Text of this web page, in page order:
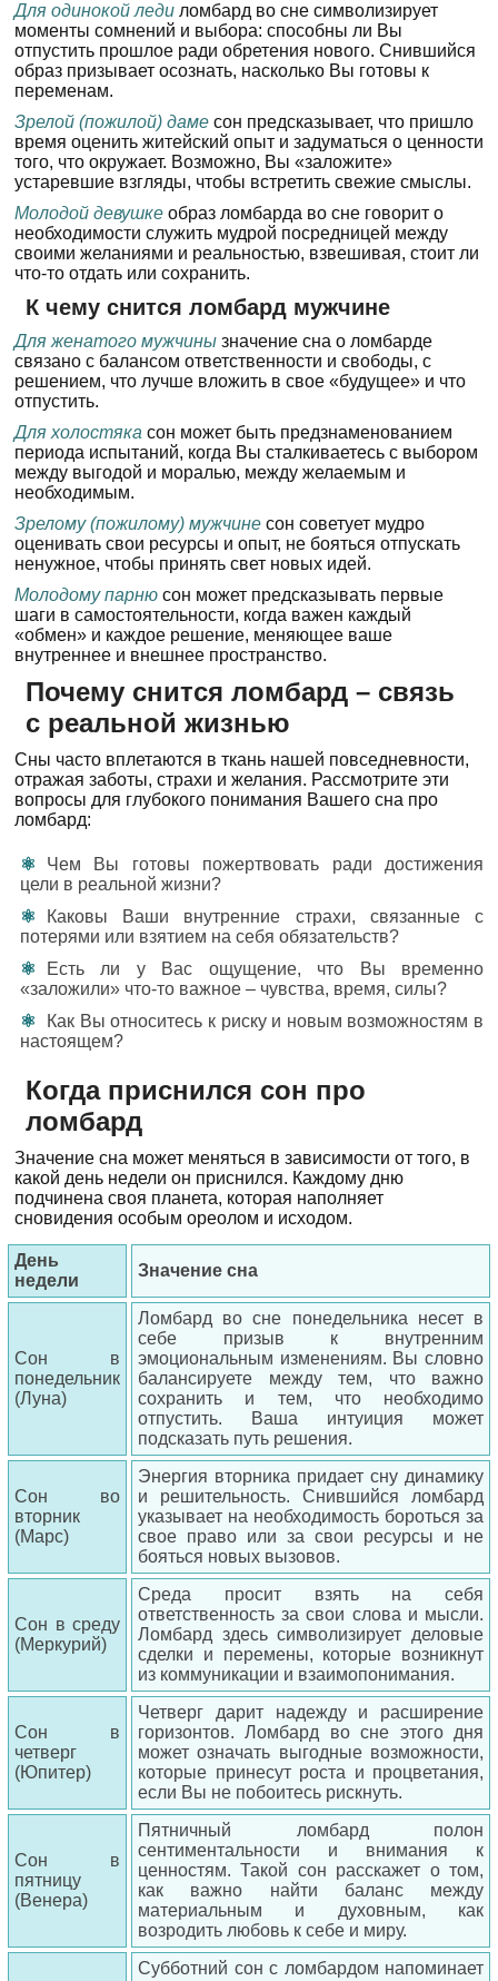
Для одинокой леди ломбард во сне символизирует
моменты сомнений и выбора: способны ли Вы
отпустить прошлое ради обретения нового. Снившийся
образ призывает осознать, насколько Вы готовы к
переменам.
Зрелой (пожилой) даме сон предсказывает, что пришло
время оценить житейский опыт и задуматься о ценности
того, что окружает. Возможно, Вы «заложите»
устаревшие взгляды, чтобы встретить свежие смыслы.
Молодой девушке образ ломбарда во сне говорит о
необходимости служить мудрой посредницей между
своими желаниями и реальностью, взвешивая, стоит ли
что-то отдать или сохранить.
К чему снится ломбард мужчине
Для женатого мужчины значение сна о ломбарде
связано с балансом ответственности и свободы, с
решением, что лучше вложить в свое «будущее» и что
отпустить.
Для холостяка сон может быть предзнаменованием
периода испытаний, когда Вы сталкиваетесь с выбором
между выгодой и моралью, между желаемым и
необходимым.
Зрелому (пожилому) мужчине сон советует мудро
оценивать свои ресурсы и опыт, не бояться отпускать
ненужное, чтобы принять свет новых идей.
Молодому парню сон может предсказывать первые
шаги в самостоятельности, когда важен каждый
«обмен» и каждое решение, меняющее ваше
внутреннее и внешнее пространство.
Почему снится ломбард – связь
с реальной жизнью
Сны часто вплетаются в ткань нашей повседневности,
отражая заботы, страхи и желания. Рассмотрите эти
вопросы для глубокого понимания Вашего сна про
ломбард:
Чем Вы готовы пожертвовать ради достижения
цели в реальной жизни?
Каковы Ваши внутренние страхи, связанные с
потерями или взятием на себя обязательств?
Есть ли у Вас ощущение, что Вы временно
«заложили» что-то важное – чувства, время, силы?
Как Вы относитесь к риску и новым возможностям в
настоящем?
Когда приснился сон про
ломбард
Значение сна может меняться в зависимости от того, в
какой день недели он приснился. Каждому дню
подчинена своя планета, которая наполняет
сновидения особым ореолом и исходом.
День
недели
Значение сна
Сон в
понедельник
(Луна)
Ломбард во сне понедельника несет в
себе призыв к внутренним
эмоциональным изменениям. Вы словно
балансируете между тем, что важно
сохранить и тем, что необходимо
отпустить. Ваша интуиция может
подсказать путь решения.
Сон во
вторник
(Марс)
Энергия вторника придает сну динамику
и решительность. Снившийся ломбард
указывает на необходимость бороться за
свое право или за свои ресурсы и не
бояться новых вызовов.
Сон в среду
(Меркурий)
Среда просит взять на себя
ответственность за свои слова и мысли.
Ломбард здесь символизирует деловые
сделки и перемены, которые возникнут
из коммуникации и взаимопонимания.
Сон в
четверг
(Юпитер)
Четверг дарит надежду и расширение
горизонтов. Ломбард во сне этого дня
может означать выгодные возможности,
которые принесут роста и процветания,
если Вы не побоитесь рискнуть.
Сон в
пятницу
(Венера)
Пятничный ломбард полон
сентиментальности и внимания к
ценностям. Такой сон расскажет о том,
как важно найти баланс между
материальным и духовным, как
возродить любовь к себе и миру.
Субботний сон с ломбардом напоминает